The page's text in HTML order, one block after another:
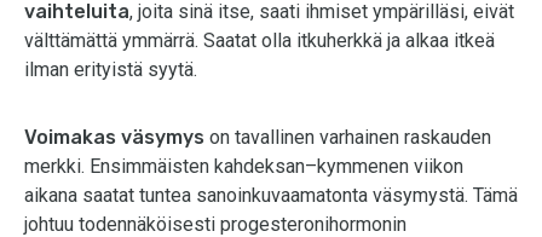
vaihteluita, joita sinä itse, saati ihmiset ympärilläsi, eivät
välttämättä ymmärrä. Saatat olla itkuherkkä ja alkaa itkeä
ilman erityistä syytä.
Voimakas väsymys on tavallinen varhainen raskauden
merkki. Ensimmäisten kahdeksan–kymmenen viikon
aikana saatat tuntea sanoinkuvaamatonta väsymystä. Tämä
johtuu todennäköisesti progesteronihormonin